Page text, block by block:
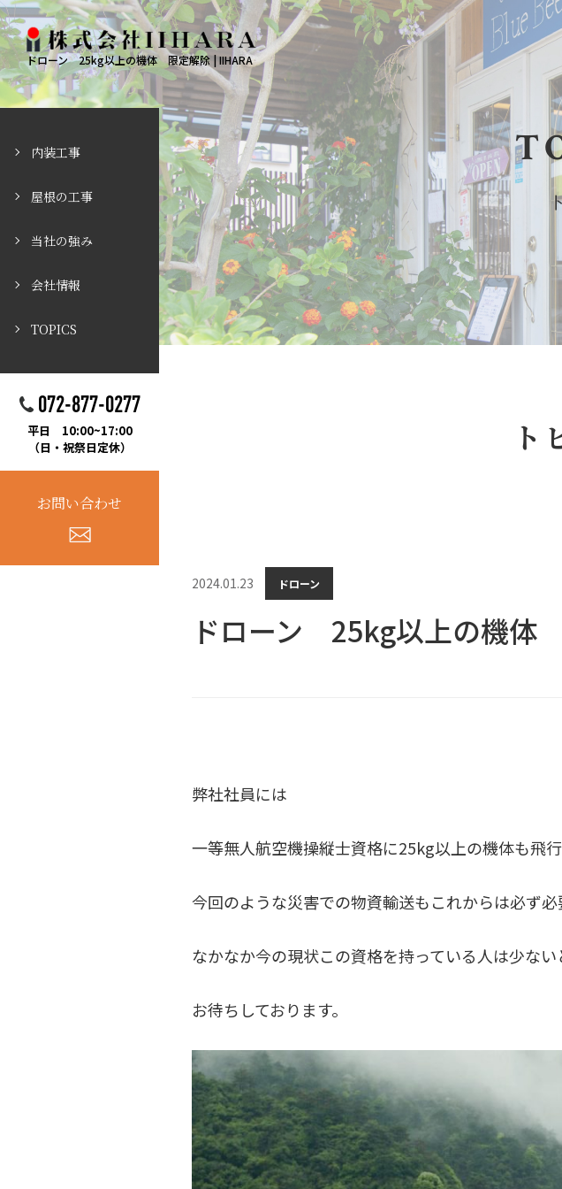
ドローン 25kg以上の機体 限定解除 | IIHARA
内装工事
屋根の工事
当社の強み
会社情報
TOPICS
072-877-0277
平日 10:00~17:00
（日・祝祭日定休）
お問い合わせ
ト
2024.01.23 ドローン
ドローン 25kg以上の機体
弊社社員には
一等無人航空機操縦士資格に25kg以上の機体も飛
今回のような災害での物資輸送もこれからは必ず必
なかなか今の現状この資格を持っている人は少な
お待ちしております。